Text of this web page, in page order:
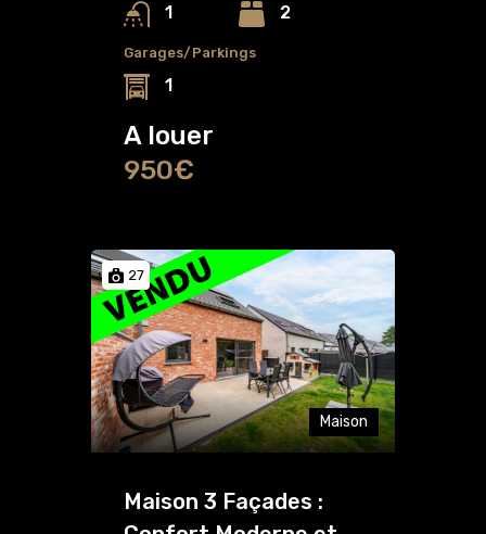
1 2
Garages/Parkings
1
A louer
950€
27
Maison
Maison 3 Façades :